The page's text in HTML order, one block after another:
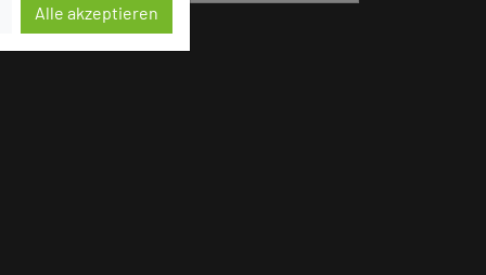
Alle akzeptieren